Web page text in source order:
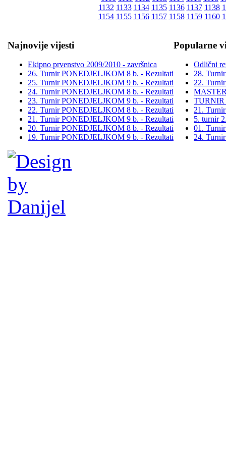
1132 1133 1134 1135 1136 1137 1138
1154 1155 1156 1157 1158 1159 1160
Najnovije vijesti
Ekipno prvenstvo 2009/2010 - završnica
26. Turnir PONEDJELJKOM 8 b. - Rezultati
25. Turnir PONEDJELJKOM 9 b. - Rezultati
24. Turnir PONEDJELJKOM 8 b. - Rezultati
23. Turnir PONEDJELJKOM 9 b. - Rezultati
22. Turnir PONEDJELJKOM 8 b. - Rezultati
21. Turnir PONEDJELJKOM 9 b. - Rezultati
20. Turnir PONEDJELJKOM 8 b. - Rezultati
19. Turnir PONEDJELJKOM 9 b. - Rezultati
Popularne
Odlični
28.
22.
TURNIR
21.
5. turnir
01.
24.